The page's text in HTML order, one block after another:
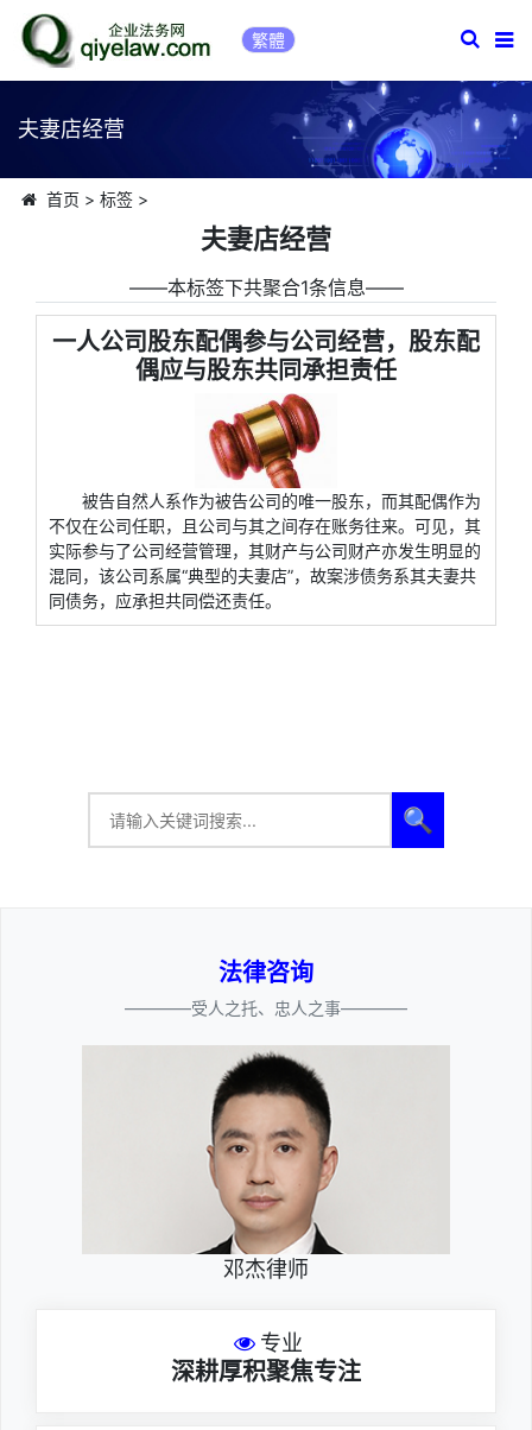
繁體
夫妻店经营
首页 > 标签>
夫妻店经营
――本标签下共聚合1条信息――
一人公司股东配偶参与公司经营，股东配
偶应与股东共同承担责任
被告自然人系作为被告公司的唯一股东，而其配偶作为
不仅在公司任职，且公司与其之间存在账务往来。可见，其
实际参与了公司经营管理，其财产与公司财产亦发生明显的
混同，该公司系属“典型的夫妻店”，故案涉债务系其夫妻共
同债务，应承担共同偿还责任。
🔍
法律咨询
————受人之托、忠人之事————
邓杰律师
专业
深耕厚积聚焦专注